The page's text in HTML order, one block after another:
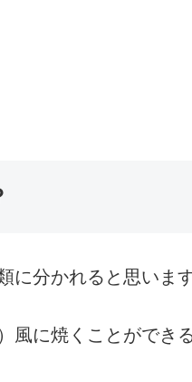
に分かれると思いま
風に焼くことができ